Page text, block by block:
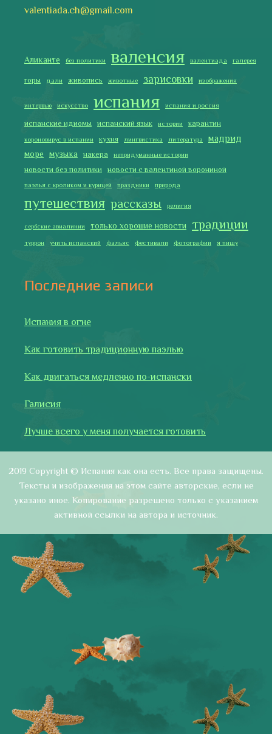
valentiada.ch@gmail.com
Аликанте без политики валенсия валентиада галерея
горы дали живопись животные зарисовки изображения
интервью искусство испания испания и россия
испанские идиомы испанский язык истории карантин
короновирус в испании кухня лингвистика литература мадрид
море музыка накера непридуманные истории
новости без политики новости с валентиной ворониной
паэлья с кроликом и курицей праздники природа
путешествия рассказы религия
сербские авиалинии только хорошие новости традиции
туррон учить испанский фальяс фестивали фотографии я пишу
Последние записи
Испания в огне
Как готовить традиционную паэлью
Как двигаться медленно по-испански
Галисия
Лучше всего у меня получается готовить
2019 Copyright © Испания как она есть. Все права защищены.
Тексты и изображения на этом сайте авторские, если не
указано иное. Копирование разрешено только с указанием
активной ссылки на автора и источник.